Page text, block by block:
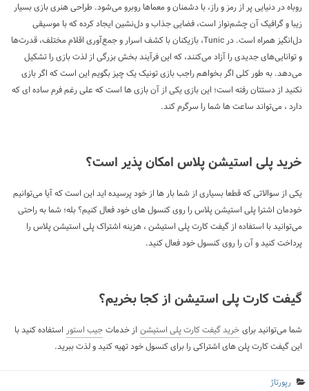
روباه در دنیایی پر از رمز و راز، با دشمنان و معماها روبرو می‌شود. طراحی هنری بازی بسیار
زیبا و گرافیک آن چشم‌نواز است، فضایی جذاب و دل‌نشین ایجاد کرده که با موسیقی
دل‌انگیز همراه است. در Tunic، بازیکنان با کشف اسرار و جمع‌آوری اقلام مختلف، قدرت‌ها
و توانایی‌های جدیدی را آزاد می‌کنند، که این فرآیند بخش بزرگی از لذت بازی را تشکیل
می‌دهد. به طور کلی اگر بخواهم راجب بازی تونیک یک چیز بگویم این است که اگر بازی
نکنید از دستتان رفته است؛ این بازی یکی از آن بازی ها است که علی رغم فرم ساده ای که
دارد ، می‌تواند ساعت ها شما را سرگرم کند.
خرید پلی استیشن پلاس امکان پذیر است؟
یکی از سوالاتی که قطعا بسیاری از شما بار ها از خود پرسیده اید این است که آیا می‌توانیم
خودمان اشترا پلی استیشن پلاس را روی کنسول های خود فعال کنیم؟ بله؛ شما به راحتی
می‌توانید با استفاده از گیفت کارت پلی استیشن ، هزینه اشتراک پلی استیشن پلاس را
پرداخت کنید و آن را روی کنسول خود فعال کنید.
گیفت کارت پلی استیشن از کجا بخریم؟
شما می‌توانید برای خرید گیفت کارت پلی استیشن از خدمات جیب استور استفاده کنید با
این گیفت کارت پلن های اشتراکی را برای کنسول خود تهیه کنید و لذت ببرید.
رپورتاژ